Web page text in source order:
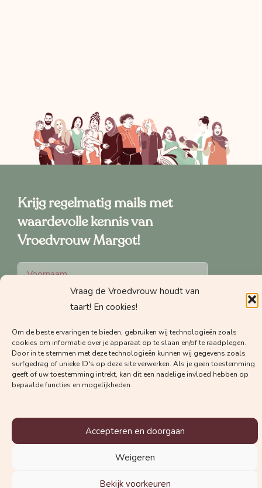
Vraag de Vroedvrouw houdt van
taart! En cookies!
Om de beste ervaringen te bieden, gebruiken wij technologieën zoals
cookies om informatie over je apparaat op te slaan en/of te raadplegen.
Door in te stemmen met deze technologieën kunnen wij gegevens zoals
surfgedrag of unieke ID's op deze site verwerken. Als je geen toestemming
geeft of uw toestemming intrekt, kan dit een nadelige invloed hebben op
bepaalde functies en mogelijkheden.
Accepteren en doorgaan
Weigeren
Bekijk voorkeuren
Krijg regelmatig mails met
waardevolle kennis van
Vroedvrouw Margot!
Welke nieuwsbrief wil je graag
ontvangen?
De nieuwsbrief voor zwangeren